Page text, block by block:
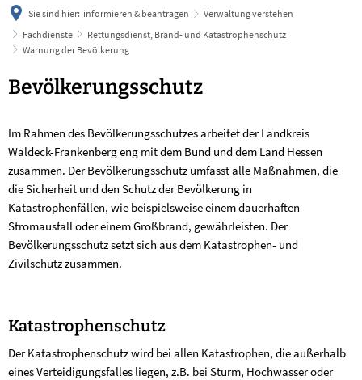
Sie sind hier: informieren & beantragen
Verwaltung verstehen
Fachdienste
Rettungsdienst, Brand- und Katastrophenschutz
Warnung der Bevölkerung
Warnung
Bevölkerung
Bevölkerungsschutz
Im Rahmen des Bevölkerungsschutzes arbeitet der Landkreis
Waldeck-Frankenberg eng mit dem Bund und dem Land Hessen
zusammen. Der Bevölkerungsschutz umfasst alle Maßnahmen, die
die Sicherheit und den Schutz der Bevölkerung in
Katastrophenfällen, wie beispielsweise einem dauerhaften
Stromausfall oder einem Großbrand, gewährleisten. Der
Bevölkerungsschutz setzt sich aus dem Katastrophen- und
Zivilschutz zusammen.
Katastrophenschutz
Der Katastrophenschutz wird bei allen Katastrophen, die außerhalb
eines Verteidigungsfalles liegen, z.B. bei Sturm, Hochwasser oder